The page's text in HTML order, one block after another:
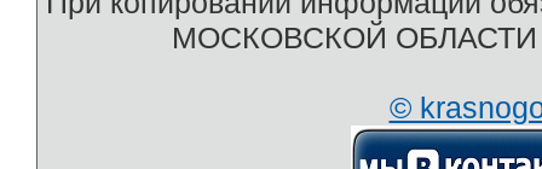
МОСКОВСКОЙ ОБЛАСТИ
©